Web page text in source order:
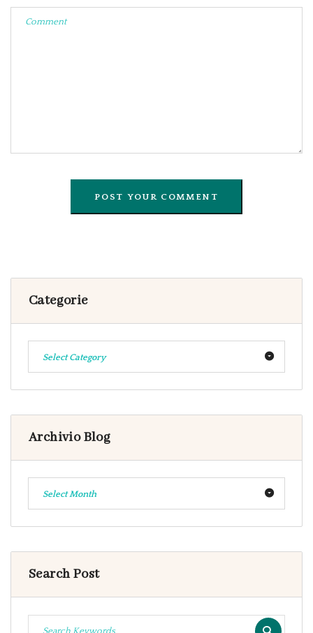
Categorie
Select Category
Archivio Blog
Select Month
Search Post